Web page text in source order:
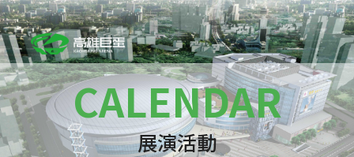
CALENDAR
展演活動